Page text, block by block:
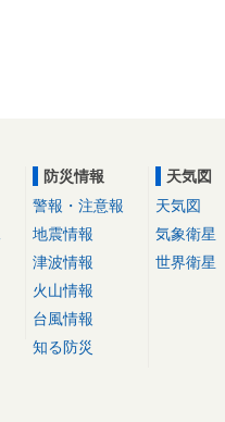
防災情報
警報・注意報
地震情報
津波情報
火山情報
台風情報
知る防災
天気図
天気図
気象衛星
世界衛星